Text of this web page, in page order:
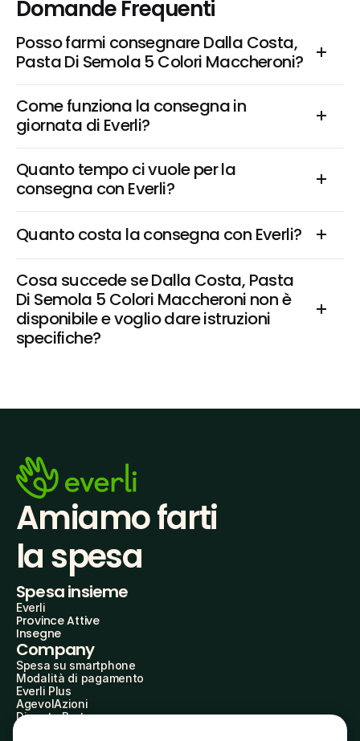
Domande Frequenti
Posso farmi consegnare Dalla Costa,
Pasta Di Semola 5 Colori Maccheroni?
Come funziona la consegna in
giornata di Everli?
Quanto tempo ci vuole per la
consegna con Everli?
Quanto costa la consegna con Everli?
Cosa succede se Dalla Costa, Pasta
Di Semola 5 Colori Maccheroni non è
disponibile e voglio dare istruzioni
specifiche?
Amiamo farti
la spesa
Spesa insieme
Everli
Province Attive
Insegne
Company
Spesa su smartphone
Modalità di pagamento
Everli Plus
AgevolAzioni
Diventa Partner